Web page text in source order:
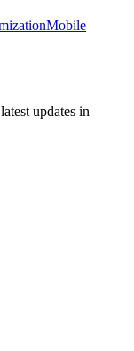
Mobile
updates in